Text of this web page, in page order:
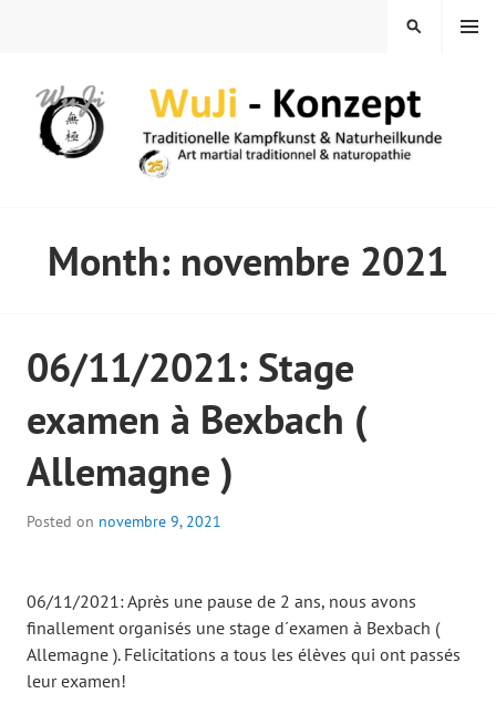
MENU
SEARCH
Month: novembre 2021
06/11/2021: Stage
examen à Bexbach (
Allemagne )
Posted on novembre 9, 2021
06/11/2021: Après une pause de 2 ans, nous avons
finallement organisés une stage d´examen à Bexbach (
Allemagne ). Felicitations a tous les élèves qui ont passés
leur examen!